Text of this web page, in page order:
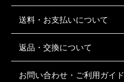
送料・お支払いについて
返品・交換について
お問い合わせ・ご利用ガイド